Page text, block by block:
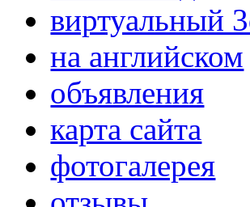
виртуальный
на английском
объявления
карта сайта
фотогалерея